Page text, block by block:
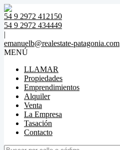
54 9 2972 412150
54 9 2972 434449
|
emanuelb@realestate-patagonia.com
MENÚ
LLAMAR
Propiedades
Emprendimientos
Alquiler
Venta
La Empresa
Tasación
Contacto